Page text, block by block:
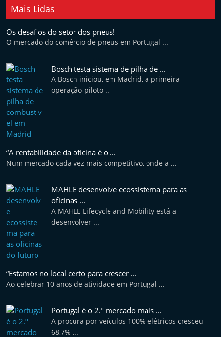
f
t
e
m
a
A
u
m
ó
e
P
o
Mais Lidas
Os desafios do setor dos pneus!
O mercado do comércio de pneus em Portugal ...
Bosch testa sistema de pilha de ...
A Bosch iniciou, em Madrid, a primeira
operação-piloto ...
“A rentabilidade da oficina é o ...
Num mercado cada vez mais competitivo, onde a ...
MAHLE desenvolve ecossistema para as
oficinas ...
A MAHLE Lifecycle and Mobility está a
desenvolver ...
“Estamos no local certo para crescer ...
Ao celebrar 10 anos de atividade em Portugal ...
Portugal é o 2.º mercado mais ...
A procura por veículos 100% elétricos cresceu
68,7% ...